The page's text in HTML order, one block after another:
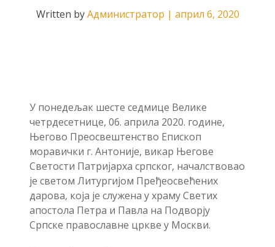
Written byАдминистратор | април 6, 2020
У понедељак шесте седмице Велике
четрдесетнице, 06. априла 2020. године,
Његово Преосвештенство Епископ
моравички г. Антоније, викар Његове
Светости Патријарха српског, началствовао
је светом Литургијом Пређеосвећених
дарова, која је служена у храму Светих
апостола Петра и Павла на Подворју
Српске православне цркве у Москви.